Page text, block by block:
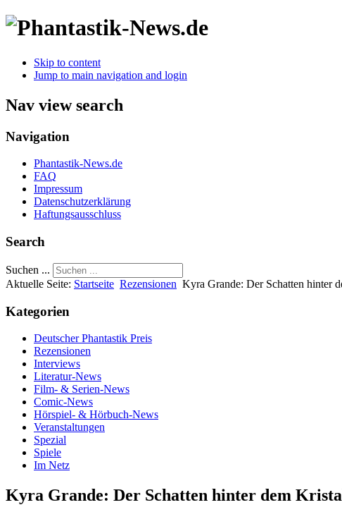
Skip to content
Jump to main navigation and login
Nav view search
Navigation
Phantastik-News.de
FAQ
Impressum
Datenschutzerklärung
Haftungsausschluss
Search
Suchen ...
Aktuelle Seite: Startseite Rezensionen Kyra Grande: Der Schatten hinter
Kategorien
Deutscher Phantastik Preis
Rezensionen
Interviews
Literatur-News
Film- & Serien-News
Comic-News
Hörspiel- & Hörbuch-News
Veranstaltungen
Spezial
Spiele
Im Netz
Kyra Grande: Der Schatten hinter dem